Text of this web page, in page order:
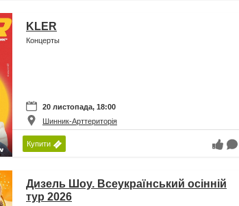
KLER
Концерты
20 листопада, 18:00
Шинник-Арттериторія
Купити
Дизель Шоу. Всеукраїнський осінній
тур 2026